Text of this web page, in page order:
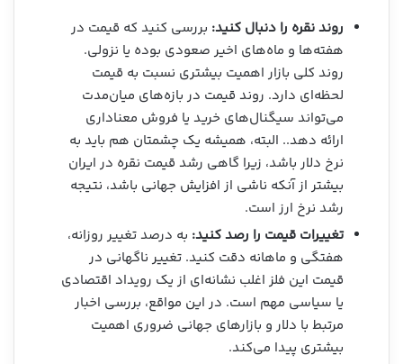
روند نقره را دنبال کنید: بررسی کنید که قیمت در
هفته‌ها و ماه‌های اخیر صعودی بوده یا نزولی.
روند کلی بازار اهمیت بیشتری نسبت به قیمت
لحظه‌ای دارد. روند قیمت در بازه‌های میان‌مدت
می‌تواند سیگنال‌های خرید یا فروش معناداری
ارائه دهد.. البته، همیشه یک چشمتان هم باید به
نرخ دلار باشد، زیرا گاهی رشد قیمت نقره در ایران
بیشتر از آنکه ناشی از افزایش جهانی باشد، نتیجه
رشد نرخ ارز است.
تغییرات قیمت را رصد کنید: به درصد تغییر روزانه،
هفتگی و ماهانه دقت کنید. تغییر ناگهانی در
قیمت این فلز اغلب نشانه‌ای از یک رویداد اقتصادی
یا سیاسی مهم است. در این مواقع، بررسی اخبار
مرتبط با دلار و بازارهای جهانی ضروری اهمیت
بیشتری پیدا می‌کند.